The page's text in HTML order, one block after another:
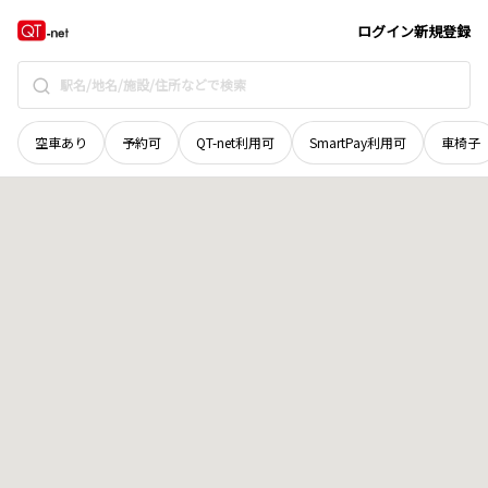
ログイン新規登録
空車あり 予約可 QT-net利用可 SmartPay利用可 車椅子
宮城県